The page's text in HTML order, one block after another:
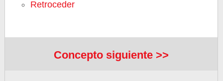
Retroceder
Concepto siguiente >>